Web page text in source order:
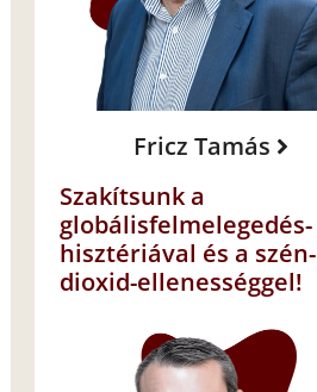
Fricz Tamás
Szakítsunk a
globálisfelmelegedés-
hisztériával és a szén-
dioxid-ellenességgel!